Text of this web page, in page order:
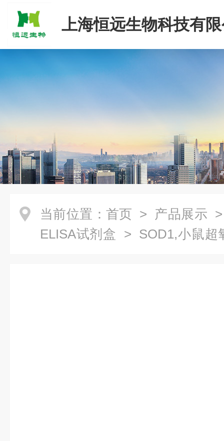
上海恒远生物科技有
当前位置： 首页 > 产品展示
ELISA试剂盒 > SOD1,小鼠超